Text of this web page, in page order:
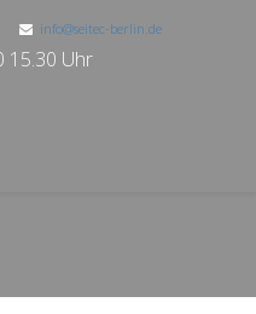
info@seitec-berlin.de
15.30 Uhr